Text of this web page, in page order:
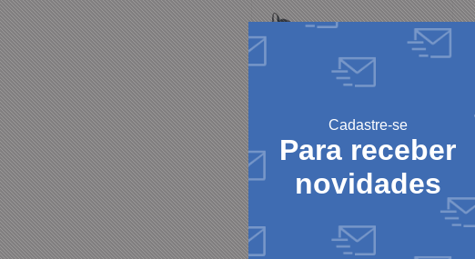
Cadastre-se
Para receber
novidades